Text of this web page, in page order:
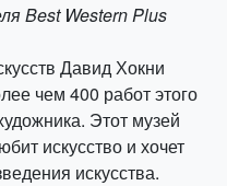
Best Western Plus
Давид Хокни
чем 400 работ этого
Этот музей
искусство и хочет
искусства.